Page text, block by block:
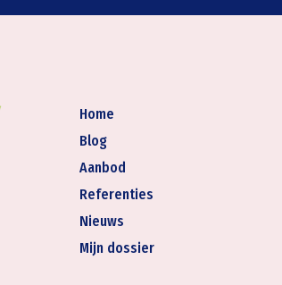
Home
Blog
Aanbod
Referenties
Nieuws
Mijn dossier